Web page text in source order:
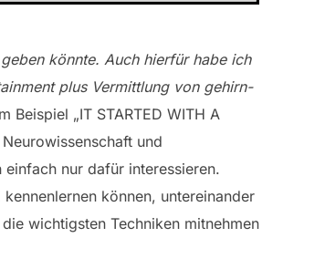
könnte. Auch hierfür habe ich
plus Vermittlung von gehirn-
„IT STARTED WITH A
und
nur dafür interessieren.
können, untereinander
wichtigsten Techniken mitnehmen